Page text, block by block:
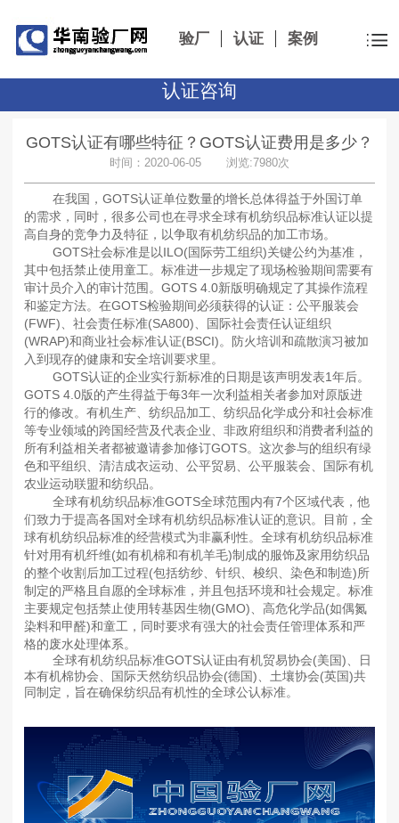
验厂 认证 案例
认证咨询
GOTS认证有哪些特征？GOTS认证费用是多少？
时间：2020-06-05 浏览:7980次
在我国，GOTS认证单位数量的增长总体得益于外国订单
的需求，同时，很多公司也在寻求全球有机纺织品标准认证以提
高自身的竞争力及特征，以争取有机纺织品的加工市场。
GOTS社会标准是以ILO(国际劳工组织)关键公约为基准，
其中包括禁止使用童工。标准进一步规定了现场检验期间需要有
审计员介入的审计范围。GOTS 4.0新版明确规定了其操作流程
和鉴定方法。在GOTS检验期间必须获得的认证：公平服装会
(FWF)、社会责任标准(SA800)、国际社会责任认证组织
(WRAP)和商业社会标准认证(BSCI)。防火培训和疏散演习被加
入到现存的健康和安全培训要求里。
GOTS认证的企业实行新标准的日期是该声明发表1年后。
GOTS 4.0版的产生得益于每3年一次利益相关者参加对原版进
行的修改。有机生产、纺织品加工、纺织品化学成分和社会标准
等专业领域的跨国经营及代表企业、非政府组织和消费者利益的
所有利益相关者都被邀请参加修订GOTS。这次参与的组织有绿
色和平组织、清洁成衣运动、公平贸易、公平服装会、国际有机
农业运动联盟和纺织品。
全球有机纺织品标准GOTS全球范围内有7个区域代表，他
们致力于提高各国对全球有机纺织品标准认证的意识。目前，全
球有机纺织品标准的经营模式为非赢利性。全球有机纺织品标准
针对用有机纤维(如有机棉和有机羊毛)制成的服饰及家用纺织品
的整个收割后加工过程(包括纺纱、针织、梭织、染色和制造)所
制定的严格且自愿的全球标准，并且包括环境和社会规定。标准
主要规定包括禁止使用转基因生物(GMO)、高危化学品(如偶氮
染料和甲醛)和童工，同时要求有强大的社会责任管理体系和严
格的废水处理体系。
全球有机纺织品标准GOTS认证由有机贸易协会(美国)、日
本有机棉协会、国际天然纺织品协会(德国)、土壤协会(英国)共
同制定，旨在确保纺织品有机性的全球公认标准。